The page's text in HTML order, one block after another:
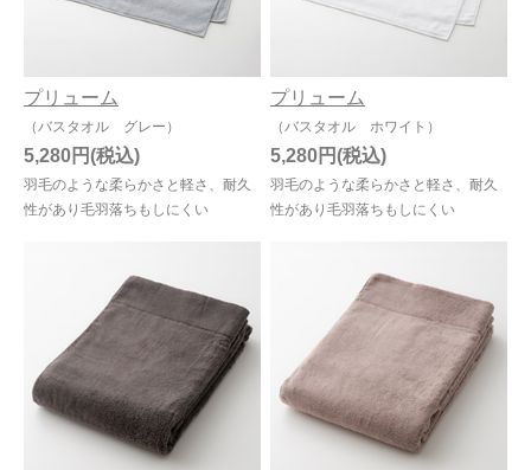
プリューム
（バスタオル グレー）
羽毛のような柔らかさと軽さ、耐久
性があり毛羽落ちもしにくい
5,280円
プリューム
（バスタオル ホワイト）
羽毛のような柔らかさと軽さ、耐久
性があり毛羽落ちもしにくい
5,280円